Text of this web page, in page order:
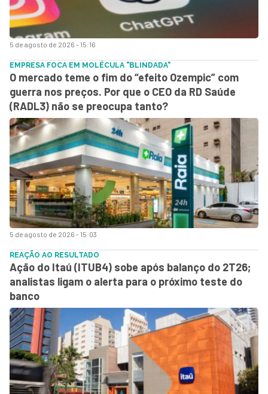
5 de agosto de 2026 - 15:16
5 de agosto de 2026 - 15:03
EMPRESA FOCA EM MOLÉCULA "BLINDADA"
O mercado teme o fim do “efeito Ozempic” com
guerra nos preços. Por que o CEO da RD Saúde
(RADL3) não se preocupa tanto?
REAÇÃO AO RESULTADO
Ação do Itaú (ITUB4) sobe após balanço do 2T26;
analistas ligam o alerta para o próximo teste do
banco